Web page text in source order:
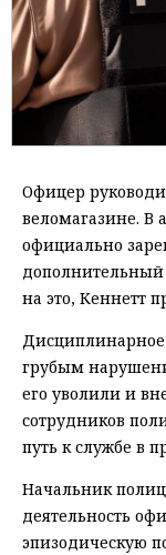
Офицер
веломагазине. В
официально
дополнительный
на это, Кеннетт
грубым
его уволили и
сотрудников
путь к службе в
Начальник
деятельность
эпизодическую